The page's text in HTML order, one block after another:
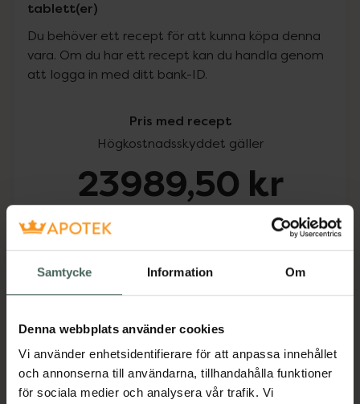
Samtycke Information Om
Denna webbplats använder cookies
Vi använder enhetsidentifierare för att anpassa innehållet
och annonserna till användarna, tillhandahålla funktioner
för sociala medier och analysera vår trafik. Vi
tablett(er)
Du behöver ett recept för att kunna köpa denna
vara. Om du har ett recept kan du handla genom
att logga in med ditt bank-ID.
Pris med recept
Högkostnadsskyddet gäller
23989,50 kr
Köp via ditt recept
Beskrivning Dölj